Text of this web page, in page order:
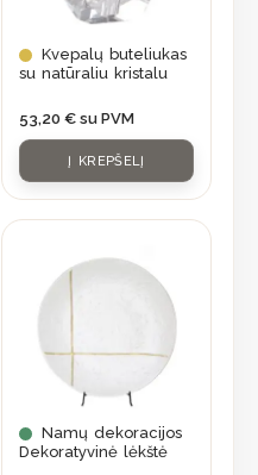
Kvepalų buteliukas
su natūraliu kristalu
53,20 € su PVM
Į KREPŠELĮ
Namų dekoracijos
Dekoratyvinė lėkštė